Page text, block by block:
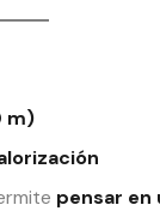
m)
pensar en